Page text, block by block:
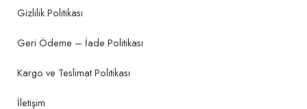
Gizlilik Politikası
Geri Ödeme – İade Politikası
Kargo ve Teslimat Politikası
İletişim